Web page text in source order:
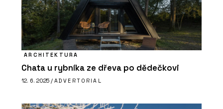
PRODUKTY
Série keramických dlaždic MIXTONE -
RAKO
ARCHITEKTURA
Chata u rybníka ze dřeva po dědečkovi
12. 6. 2025 / ADVERTORIAL